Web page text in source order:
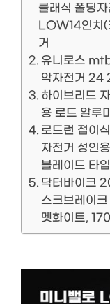
클래식 폴딩
LOW14인치(
거
유니로스
악자전거 24
하이브리드
용 로드 알루
로드런 접이
자전거 성인
블레이드 타
닥터바이크
스크브레이
멧화이트,